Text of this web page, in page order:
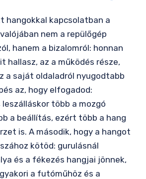
hangokkal kapcsolatban a
nem a repülőgép
hanem a bizalomról: honnan
hallasz, az a működés része,
a saját oldaladról nyugodtabb
az, hogy elfogadod:
több a mozgó
a beállítás, ezért több a hang
is. A második, hogy a hangot
kötöd: gurulásnál
és a fékezés hangjai jönnek,
a futóműhöz és a